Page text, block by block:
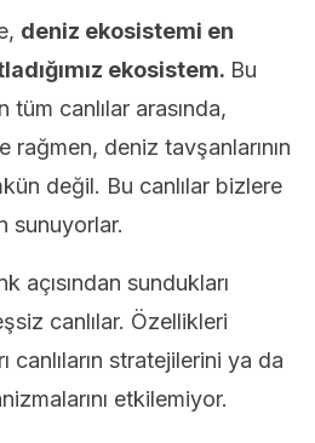
deniz ekosistemi en
ekosistem. Bu
canlılar arasında,
rağmen, deniz tavşanlarının
değil. Bu canlılar bizlere
sunuyorlar.
açısından sundukları
canlılar. Özellikleri
canlıların stratejilerini ya da
etkilemiyor.